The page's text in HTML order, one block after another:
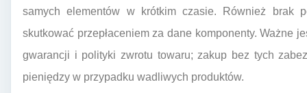
samych elementów w krótkim czasie. Również brak
skutkować przepłaceniem za dane komponenty. Ważne
gwarancji i polityki zwrotu towaru; zakup bez tych
pieniędzy w przypadku wadliwych produktów.